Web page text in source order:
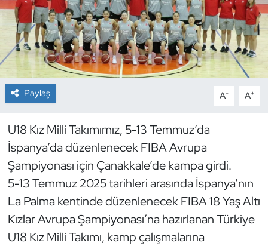
Paylaş A- A+
U18 Kız Milli Takımımız, 5-13 Temmuz’da
İspanya’da düzenlenecek FIBA Avrupa
Şampiyonası için Çanakkale’de kampa girdi.
5-13 Temmuz 2025 tarihleri arasında İspanya’nın
La Palma kentinde düzenlenecek FIBA 18 Yaş Altı
Kızlar Avrupa Şampiyonası’na hazırlanan Türkiye
U18 Kız Milli Takımı, kamp çalışmalarına
Curling
Dağcılık
Dans Sporları
Dövüş Sanatı
E-Spor
Eskrim
Futsal